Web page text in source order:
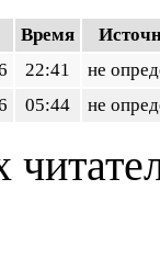
Время
22:41
не
05:44 не